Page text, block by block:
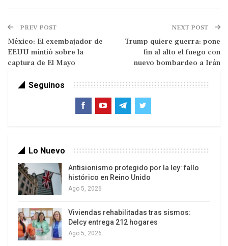
Petro: “es el gobierno más corrupto de la
historia”, obviamente sin aportar prueba
alguna.
Mientras asume la presidencia el 7 de agosto,
optó por usar las redes sociales para
desprestigiar los logros y reformas sociales del
convocó al pueblo a ejercer “la desobediencia civil
pacífica para defender los avances del país”.
PREV POST
México: El exembajador de
EEUU mintió sobre la
captura de El Mayo
NEXT POST
Trump quiere guerra: pone
fin al alto el fuego con
nuevo bombardeo a Irán
Seguinos
Lo Nuevo
Antisionismo protegido por la ley: fallo
histórico en Reino Unido
Ago 5, 2026
Viviendas rehabilitadas tras sismos:
Delcy entrega 212 hogares
Ago 5, 2026